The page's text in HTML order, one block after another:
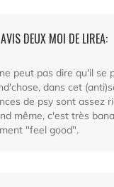
AVIS DEUX MOI DE LIREA:
peut pas dire qu'il se
dans cet
de psy sont assez
même, c'est très
"feel good".